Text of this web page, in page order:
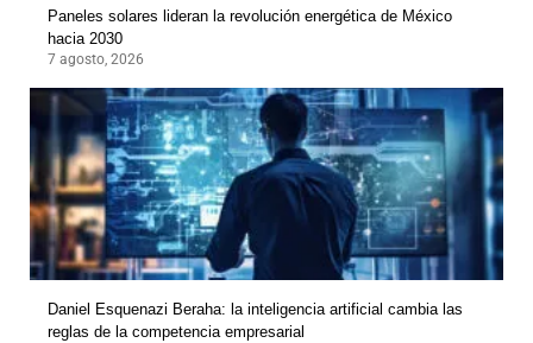
Paneles solares lideran la revolución energética de México
hacia 2030
7 agosto, 2026
Daniel Esquenazi Beraha: la inteligencia artificial cambia las
reglas de la competencia empresarial